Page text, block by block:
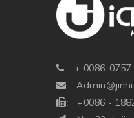
: + 0086-
:
: +0086 -